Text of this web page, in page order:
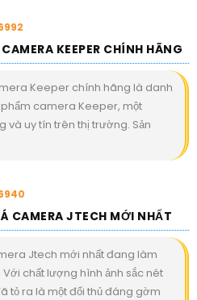
KEEPER CHÍNH HÃNG
Keeper chính hãng là danh
camera Keeper, một
và uy tín trên thị trường. Sản
CAMERA JTECH MỚI NHẤT
Jtech mới nhất đang làm
chất lượng hình ảnh sắc nét
tỏ ra là một đối thủ đáng gờm